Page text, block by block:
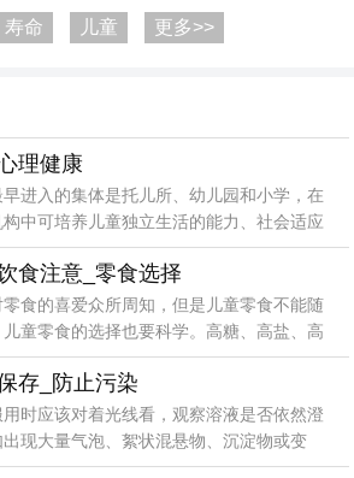
寿命 儿童 更多>>
理健康
早进入的集体是托儿所、幼儿园和小学，在
中可培养儿童独立生活的能力、社会适应
习能
食注意_零食选择
零食的喜爱众所周知，但是儿童零食不能随
童零食的选择也要科学。高糖、高盐、高
食最
存_防止污染
时应该对着光线看，观察溶液是否依然澄
现大量气泡、絮状混悬物、沉淀物或变
，表明